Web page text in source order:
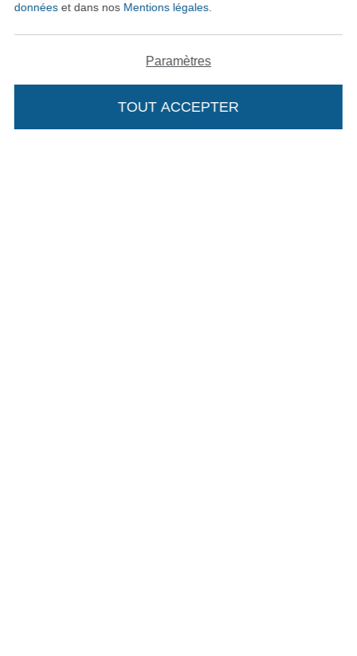
Mentions légales
CGV
Droit de rétractation
donnéeset dans nos Mentions légales.
Paramètres
TOUT ACCEPTER